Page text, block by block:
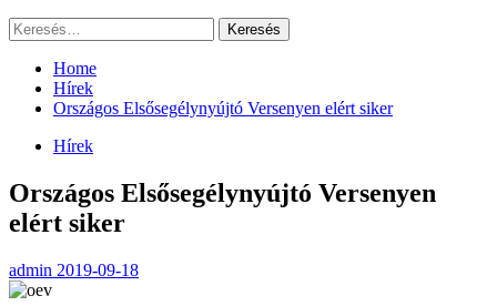
Keresés:
Home
Hírek
Országos Elsősegélynyújtó Versenyen elért siker
Hírek
Országos Elsősegélynyújtó Versenyen
elért siker
admin 2019-09-18